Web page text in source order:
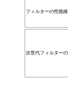
フィルターの性能
次世代フィルター